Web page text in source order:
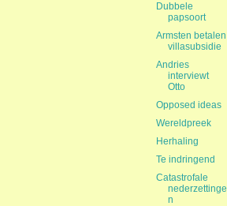
Dubbele
papsoort
Armsten betalen
villasubsidie
Andries
interviewt
Otto
Opposed ideas
Wereldpreek
Herhaling
Te indringend
Catastrofale
nederzettinge
n